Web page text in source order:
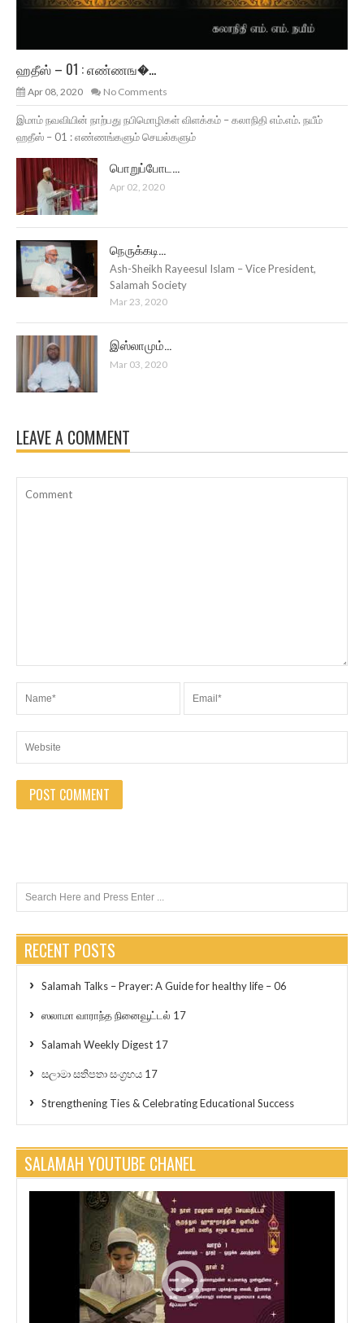
ஹதீஸ் – 01 : எண்ணங�...
Apr 08, 2020 No Comments
இமாம் நவவியின் நாற்பது நபிமொழிகள் விளக்கம் – கலாநிதி எம்.எம். நயீம்
ஹதீஸ் – 01 : எண்ணங்களும் செயல்களும்
பொறுப்போட...
Apr 02, 2020
நெருக்கடி...
Ash-Sheikh Rayeesul Islam – Vice President,
Salamah Society
Mar 23, 2020
இஸ்லாமும்...
Mar 03, 2020
LEAVE A COMMENT
RECENT POSTS
Salamah Talks – Prayer: A Guide for healthy life – 06
ஸலாமா வாராந்த நினைவூட்டல் 17
Salamah Weekly Digest 17
සලාමා සතිපතා සංග්‍රහය 17
Strengthening Ties & Celebrating Educational Success
SALAMAH YOUTUBE CHANEL